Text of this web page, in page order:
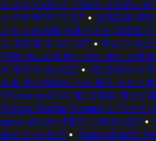
링 파이프라인은 어떻게 작동하나요?
성이란 무엇인가요? • 프롬프트 확
런스 이미지를 프롬프트로 사용할
게 조정할 수 있나요? • 텍스처 히스
PBR 머티리얼에는 어떤 맵이 포함
는 무엇이 있나요? • 3D 모델에서
모델 텍스처링에 가장 좋은 소프트
Photoshop에서 3D 모델용 텍스처
Roblox Clothes Creator란 무엇인
generator는 어떻게 사용하나요? •
떻게 만드나요? • TextureFast로 만